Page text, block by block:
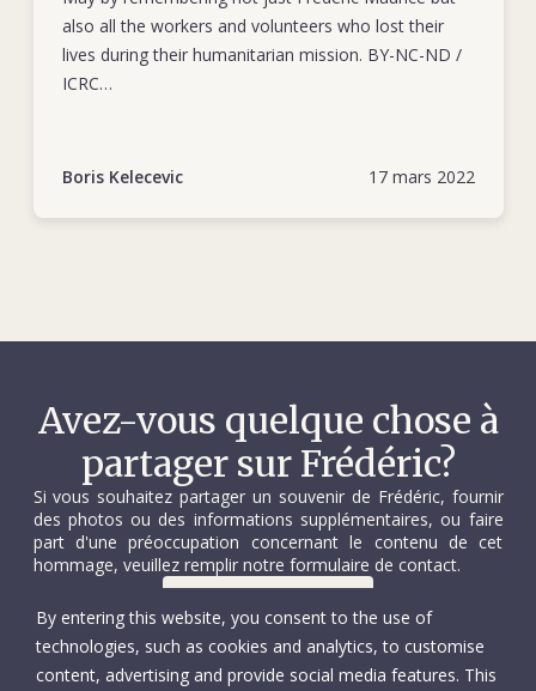
also all the workers and volunteers who lost their
lives during their humanitarian mission. BY-NC-ND /
ICRC
herzegovina-25-years-dedicated-humanity17 mars 2022
Boris Kelecevic
Avez-vous quelque chose à
partager sur Frédéric?
Si vous souhaitez partager un souvenir de Frédéric, fournir
des photos ou des informations supplémentaires, ou faire
part d'une préoccupation concernant le contenu de cet
hommage, veuillez remplir notre formulaire de contact.
By entering this website, you consent to the use of
technologies, such as cookies and analytics, to customise
content, advertising and provide social media features. This